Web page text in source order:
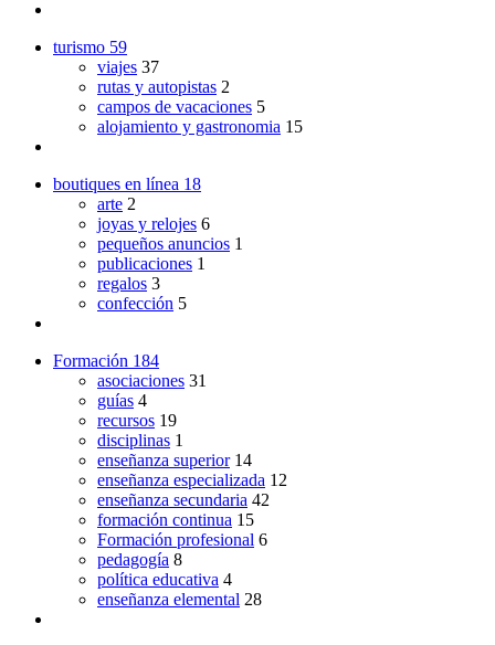
turismo 59
viajes 37
rutas y autopistas 2
campos de vacaciones 5
alojamiento y gastronomia 15
boutiques en línea 18
arte 2
joyas y relojes 6
pequeños anuncios 1
publicaciones 1
regalos 3
confección 5
Formación 184
asociaciones 31
guías 4
recursos 19
disciplinas 1
enseñanza superior 14
enseñanza especializada 12
enseñanza secundaria 42
formación continua 15
Formación profesional 6
pedagogía 8
política educativa 4
enseñanza elemental 28